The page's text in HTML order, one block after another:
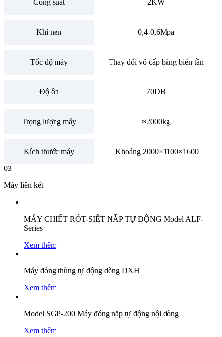
Công suất 2KW
Khí nén 0,4-0,6Mpa
Tốc độ máy Thay đổi vô cấp bằng biến tần
Độ ồn 70DB
Trọng lượng máy ≈2000kg
Kích thước máy
Khoảng 2000×1100×1600
03
Máy liên kết
MÁY CHIẾT RÓT-SIẾT NẮP TỰ ĐỘNG Model ALF-
Series
Xem thêm
Máy đóng thùng tự động dòng DXH
Xem thêm
Model SGP-200 Máy đóng nắp tự động nội dòng
Xem thêm